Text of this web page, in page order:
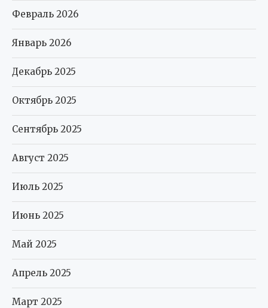
Февраль 2026
Январь 2026
Декабрь 2025
Октябрь 2025
Сентябрь 2025
Август 2025
Июль 2025
Июнь 2025
Май 2025
Апрель 2025
Март 2025